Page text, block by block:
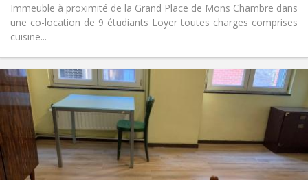
Immeuble à proximité de la Grand Place de Mons Chambre dans
une co-location de 9 étudiants Loyer toutes charges comprises
cuisine...
Infos Pratiques
Loyer:
400 €
Charges:
12 mois, 5-6 mois
Domiciliation:
Acceptée
Aménagement